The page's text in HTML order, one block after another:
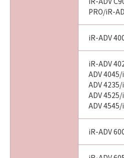
PRO/iR-
iR-ADV
iR-ADV
ADV
ADV
ADV
ADV
iR-ADV